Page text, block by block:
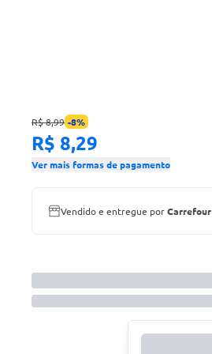
R$ 8,99 -8%
R$ 8,29
Ver mais formas de pagamento
Vendido e entregue porCarrefour